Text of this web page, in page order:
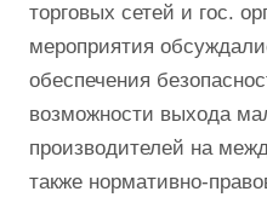
торговых сетей и гос.
мероприятия
обеспечения
возможности выхода
производителей на
также нормативно-